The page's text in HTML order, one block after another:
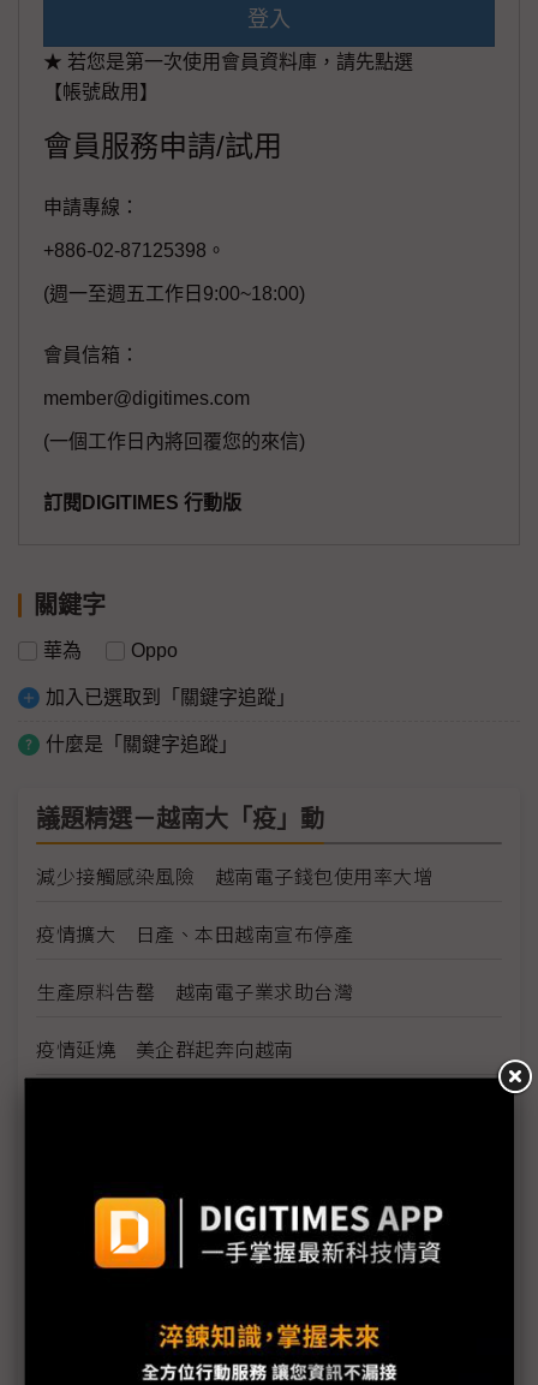
登入
★ 若您是第一次使用會員資料庫，請先點選
【帳號啟用】
會員服務申請/試用
申請專線：
+886-02-87125398。
(週一至週五工作日9:00~18:00)
會員信箱：
member@digitimes.com
(一個工作日內將回覆您的來信)
訂閱DIGITIMES 行動版
關鍵字
華為 Oppo
加入已選取到「關鍵字追蹤」
什麼是「關鍵字追蹤」
議題精選－越南大「疫」動
減少接觸感染風險 越南電子錢包使用率大增
疫情擴大 日產、本田越南宣布停產
生產原料告罄 越南電子業求助台灣
疫情延燒 美企群起奔向越南
越南製造續缺料 恐衝擊全球供應鏈
疫情蔓延 越南50%日企為斷鏈所苦